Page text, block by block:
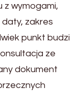
wymogami,
zakres
punkt budzi
ze
dokument